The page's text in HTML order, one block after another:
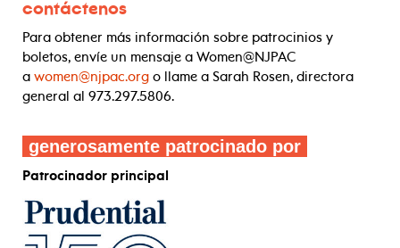
contáctenos
Para obtener más información sobre patrocinios y
boletos, envíe un mensaje a Women@NJPAC
a women@njpac.org o llame a Sarah Rosen, directora
general al 973.297.5806.
generosamente patrocinado por
Patrocinador principal